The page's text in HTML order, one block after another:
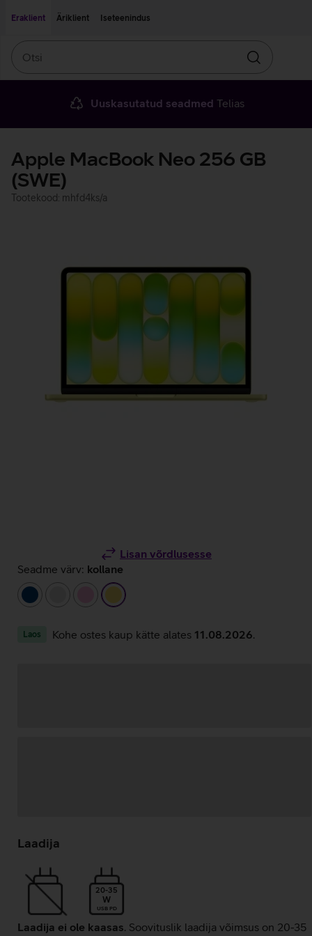
Eraklient
Äriklient Iseteenindus
Otsin
Uuskasutatud seadmed Telias
Apple MacBook Neo 256 GB
(SWE)
Tootekood: mhfd4ks/a
Lisan võrdlusesse
Seadme värv: kollane
tumesininehõbedaneheleroosakollane
Laos Kohe ostes kaup kätte alates 11.08.2026
laadimine
Laadija
20-35
W
USB PD
Laadija ei ole kaasas. Soovituslik laadija võimsus on 20-35